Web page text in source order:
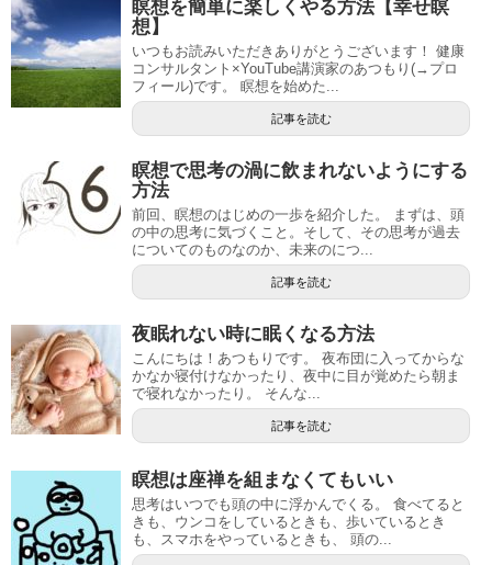
瞑想を簡単に楽しくやる方法【幸せ瞑
想】
いつもお読みいただきありがとうございます！ 健康
コンサルタント×YouTube講演家のあつもり(→プロ
フィール)です。 瞑想を始めた...
記事を読む
瞑想で思考の渦に飲まれないようにする
方法
前回、瞑想のはじめの一歩を紹介した。 まずは、頭
の中の思考に気づくこと。そして、その思考が過去
についてのものなのか、未来のにつ...
記事を読む
夜眠れない時に眠くなる方法
こんにちは！あつもりです。 夜布団に入ってからな
かなか寝付けなかったり、夜中に目が覚めたら朝ま
で寝れなかったり。 そんな...
記事を読む
瞑想は座禅を組まなくてもいい
思考はいつでも頭の中に浮かんでくる。 食べてると
きも、ウンコをしているときも、歩いているとき
も、スマホをやっているときも、 頭の...